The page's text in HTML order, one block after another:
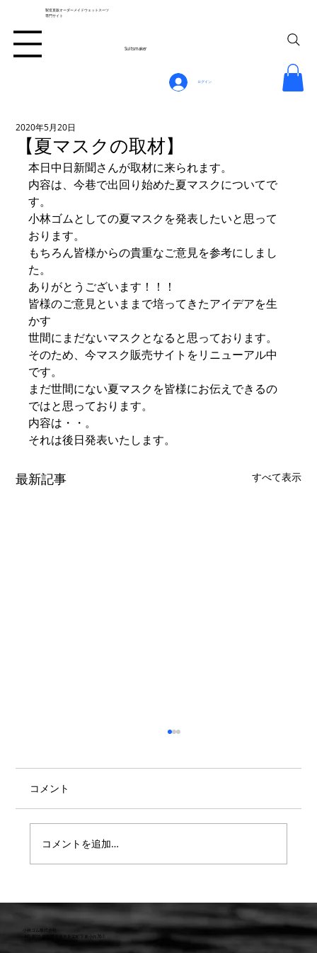
Suitsmaker
製造直販オーダーメイドウェットスーツ
専門サイト
ログイン
【夏マスクの取材】
2020年5月20日
本日中日新聞さんが取材に来られます。
内容は、今巷で出回り始めた夏マスクについてで
す。
小林ゴムとしての夏マスクを発表したいと思って
おります。
もちろん皆様からの貴重なご意見を参考にしまし
た。
ありがとうございます！！！
皆様のご意見といままで培ってきたアイデアを生
かす
世間にまだないマスクとなると思っております。
そのため、今マスク販売サイトをリニューアル中
です。
まだ世間にない夏マスクを皆様にお伝えできるの
ではと思っております。
内容は・・。
それは後日発表いたします。
最新記事 すべて表示
らせ
コメント
コメントを追加…
小林ゴム株式会社
441-8016 愛知県豊橋市新栄町字東小向76-1